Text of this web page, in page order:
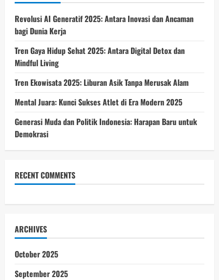
Revolusi AI Generatif 2025: Antara Inovasi dan Ancaman
bagi Dunia Kerja
Tren Gaya Hidup Sehat 2025: Antara Digital Detox dan
Mindful Living
Tren Ekowisata 2025: Liburan Asik Tanpa Merusak Alam
Mental Juara: Kunci Sukses Atlet di Era Modern 2025
Generasi Muda dan Politik Indonesia: Harapan Baru untuk
Demokrasi
RECENT COMMENTS
ARCHIVES
October 2025
September 2025